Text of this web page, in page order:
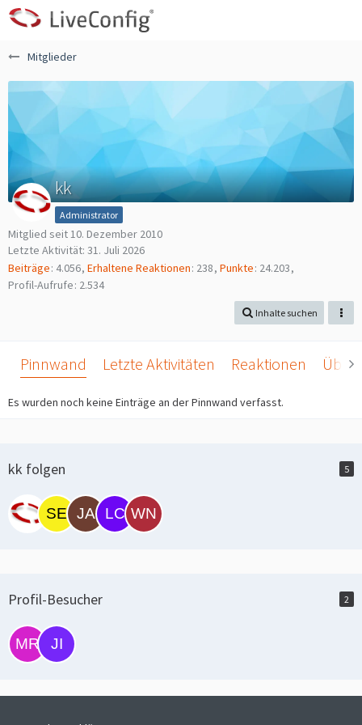
Mitglieder
kk
Administrator
Mitglied seit 10. Dezember 2010
Letzte Aktivität: 31. Juli 2026
Beiträge 4.056 Erhaltene Reaktionen 238 Punkte 24.203
Profil-Aufrufe 2.534
Inhalte suchen
Pinnwand Letzte Aktivitäten Reaktionen Über
Es wurden noch keine Einträge an der Pinnwand verfasst.
kk folgen 5
Profil-Besucher 2